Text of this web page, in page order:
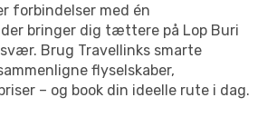
forbindelser med én
bringer dig tættere på Lop Buri
Brug Travellinks smarte
flyselskaber,
– og book din ideelle rute i dag.